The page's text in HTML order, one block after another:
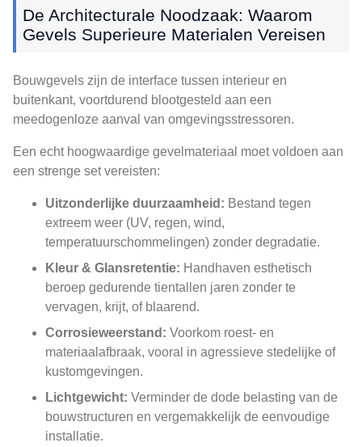
De Architecturale Noodzaak: Waarom
Gevels Superieure Materialen Vereisen
Bouwgevels zijn de interface tussen interieur en
buitenkant, voortdurend blootgesteld aan een
meedogenloze aanval van omgevingsstressoren.
Een echt hoogwaardige gevelmateriaal moet voldoen aan
een strenge set vereisten:
Uitzonderlijke duurzaamheid: Bestand tegen
extreem weer (UV, regen, wind,
temperatuurschommelingen) zonder degradatie.
Kleur & Glansretentie: Handhaven esthetisch
beroep gedurende tientallen jaren zonder te
vervagen, krijt, of blaarend.
Corrosieweerstand: Voorkom roest- en
materiaalafbraak, vooral in agressieve stedelijke of
kustomgevingen.
Lichtgewicht: Verminder de dode belasting van de
bouwstructuren en vergemakkelijk de eenvoudige
installatie.